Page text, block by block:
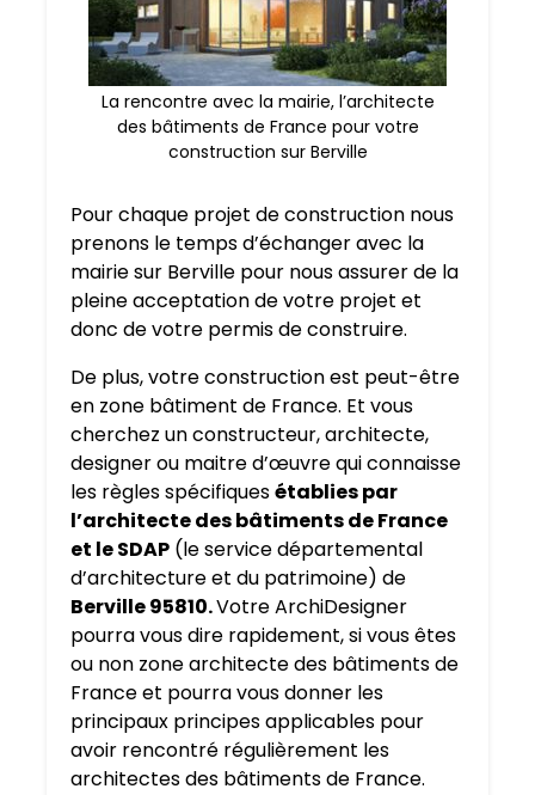
La rencontre avec la mairie, l’architecte
des bâtiments de France pour votre
construction sur Berville
Pour chaque projet de construction nous
prenons le temps d’échanger avec la
mairie sur Berville pour nous assurer de la
pleine acceptation de votre projet et
donc de votre permis de construire.
De plus, votre construction est peut-être
en zone bâtiment de France. Et vous
cherchez un constructeur, architecte,
designer ou maitre d’œuvre qui connaisse
les règles spécifiquesétablies par
l’architecte des bâtiments de France
et le SDAP (le service départemental
d’architecture et du patrimoine) de
Berville 95810.Votre ArchiDesigner
pourra vous dire rapidement, si vous êtes
ou non zone architecte des bâtiments de
France et pourra vous donner les
principaux principes applicables pour
avoir rencontré régulièrement les
architectes des bâtiments de France.